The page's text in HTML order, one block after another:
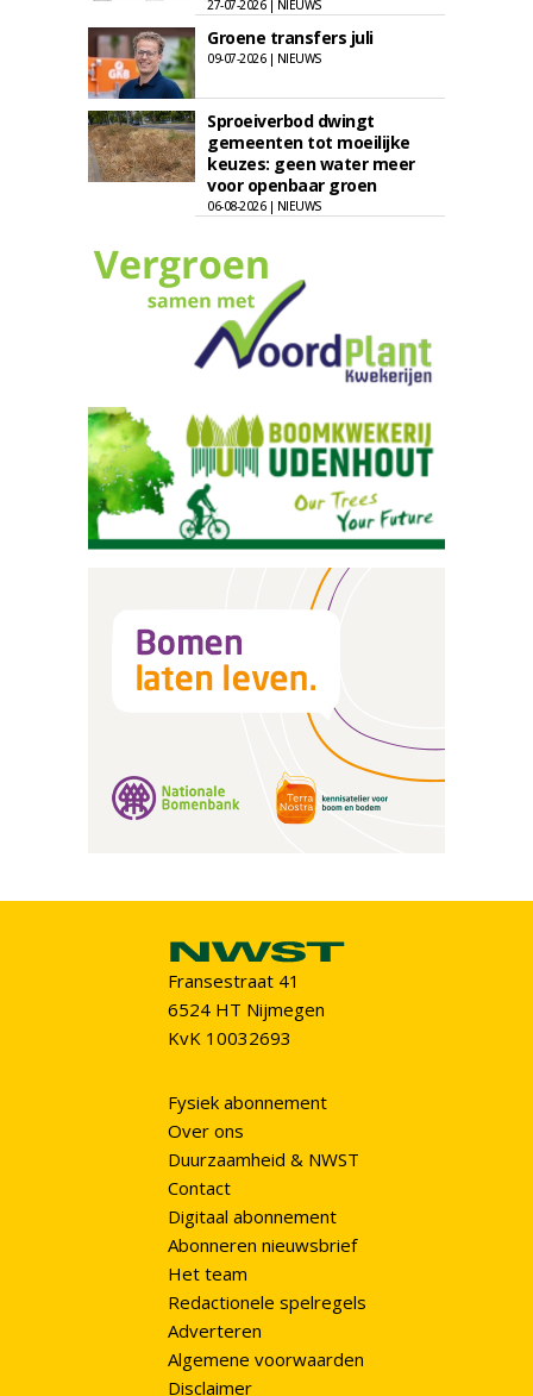
27-07-2026 | NIEUWS
Groene transfers juli
09-07-2026 | NIEUWS
Sproeiverbod dwingt
gemeenten tot moeilijke
keuzes: geen water meer
voor openbaar groen
06-08-2026 | NIEUWS
Fransestraat 41
6524 HT Nijmegen
KvK 10032693
Fysiek abonnement
Over ons
Duurzaamheid & NWST
Contact
Digitaal abonnement
Abonneren nieuwsbrief
Het team
Redactionele spelregels
Adverteren
Algemene voorwaarden
Disclaimer